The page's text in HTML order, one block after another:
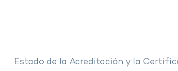
Estado de la Acreditación y la